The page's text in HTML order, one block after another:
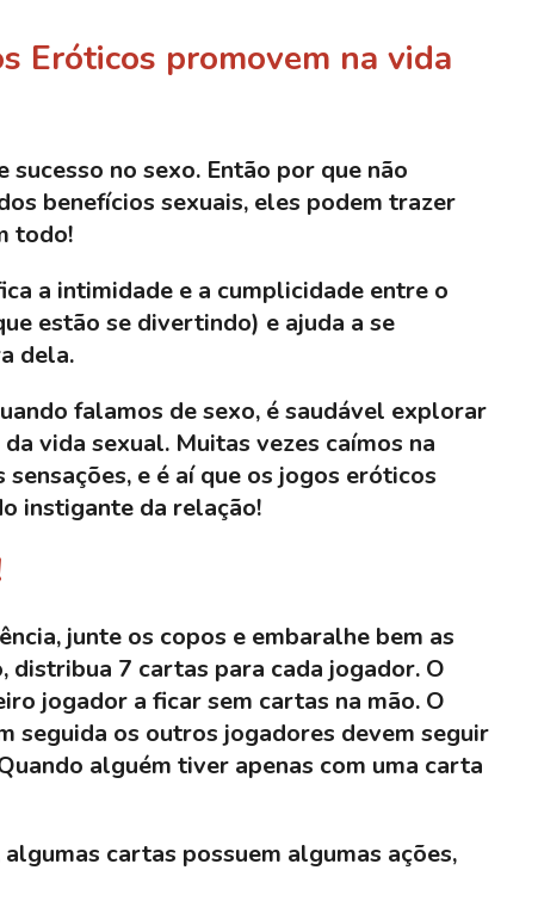
Eróticos promovem na vida
no sexo. Então por que não
benefícios sexuais, eles podem trazer
todo!
a intimidade e a cumplicidade entre o
estão se divertindo) e ajuda a se
dela.
falamos de sexo, é saudável explorar
vida sexual. Muitas vezes caímos na
e é aí que os jogos eróticos
instigante da relação!
junte os copos e embaralhe bem as
distribua 7 cartas para cada jogador. O
jogador a ficar sem cartas na mão. O
seguida os outros jogadores devem seguir
alguém tiver apenas com uma carta
cartas possuem algumas ações,